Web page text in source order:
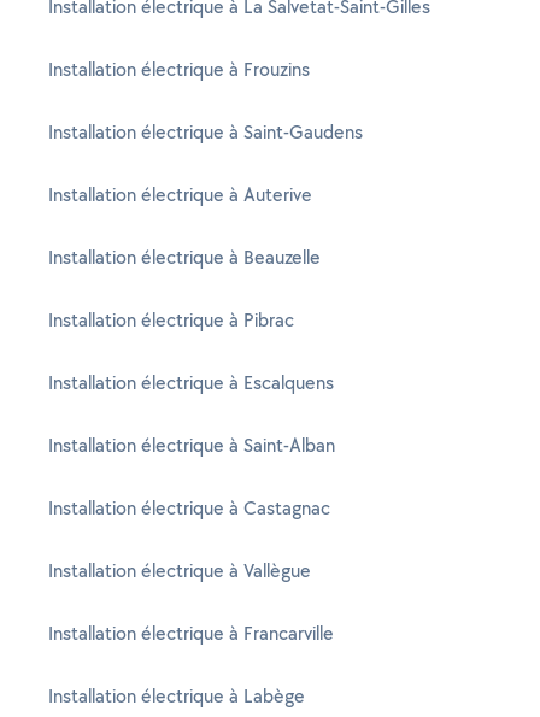
Installation électrique à La Salvetat-Saint-Gilles
Installation électrique à Frouzins
Installation électrique à Saint-Gaudens
Installation électrique à Auterive
Installation électrique à Beauzelle
Installation électrique à Pibrac
Installation électrique à Escalquens
Installation électrique à Saint-Alban
Installation électrique à Castagnac
Installation électrique à Vallègue
Installation électrique à Francarville
Installation électrique à Labège